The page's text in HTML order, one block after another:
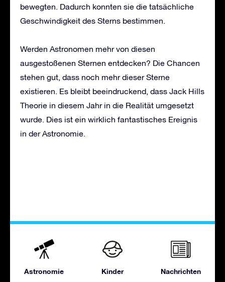
bewegten. Dadurch konnten sie die tatsächliche
Geschwindigkeit des Sterns bestimmen.
Werden Astronomen mehr von diesen
ausgestoßenen Sternen entdecken? Die Chancen
stehen gut, dass noch mehr dieser Sterne
existieren. Es bleibt beeindruckend, dass Jack Hills
Theorie in diesem Jahr in die Realität umgesetzt
wurde. Dies ist ein wirklich fantastisches Ereignis
in der Astronomie.
Astronomie Kinder Nachrichten